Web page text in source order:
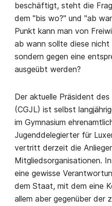
beschäftigt, steht die
dem "bis wo?" und "ab
Punkt kann man von
ab wann sollte diese nicht
sondern gegen eine
ausgeübt werden?
Der aktuelle Präsident
(CGJL) ist selbst
im Gymnasium
Jugenddelegierter für
vertritt derzeit die
Mitgliedsorganisationen.
eine gewisse
dem Staat, mit dem eine
allem aber gegenüber der